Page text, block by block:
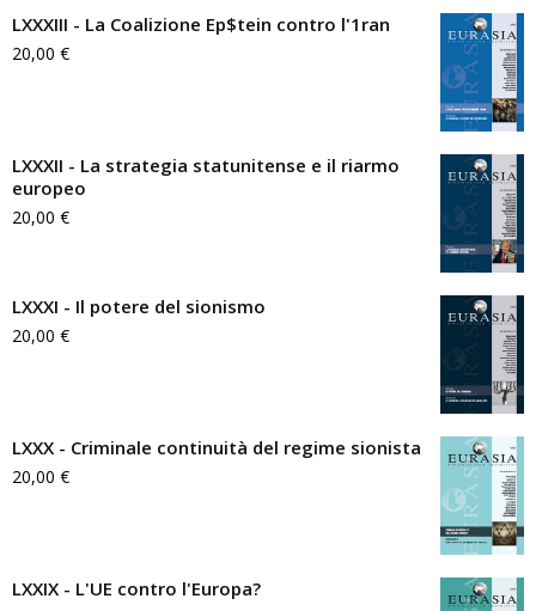
LXXXIII - La Coalizione Ep$tein contro l'1ran
20,00 €
LXXXII - La strategia statunitense e il riarmo
europeo
20,00 €
LXXXI - Il potere del sionismo
20,00 €
LXXX - Criminale continuità del regime sionista
20,00 €
LXXIX - L'UE contro l'Europa?